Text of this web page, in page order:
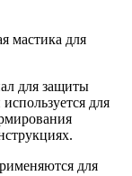
мастика для
для защиты
для
для